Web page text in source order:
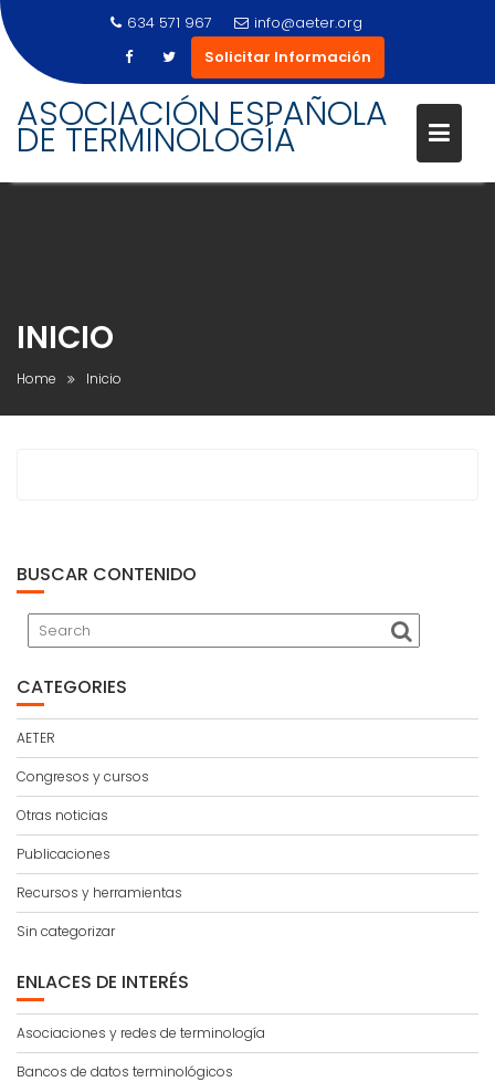
content
634 571 967
info@aeter.org
Solicitar Información
ASOCIACIÓN ESPAÑOLA
DE TERMINOLOGÍA
INICIO
Home Inicio
BUSCAR CONTENIDO
CATEGORIES
AETER
Congresos y cursos
Otras noticias
Publicaciones
Recursos y herramientas
Sin categorizar
ENLACES DE INTERÉS
Asociaciones y redes de terminología
Bancos de datos terminológicos